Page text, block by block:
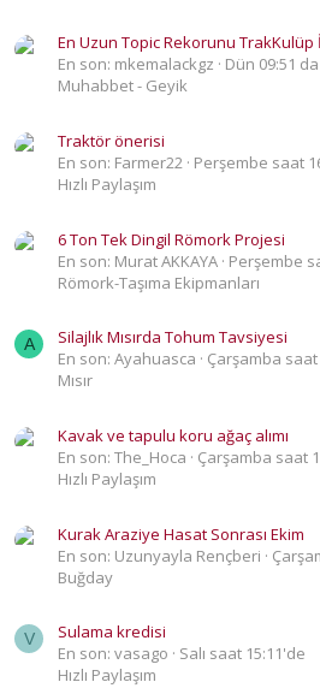
En Uzun Topic Rekorunu TrakKulüp
En son: mkemalackgz
Dün 09:51 da
Muhabbet - Geyik
Traktör önerisi
En son: Farmer22 Perşembe saat
Hızlı Paylaşım
6 Ton Tek Dingil Römork Projesi
En son: Murat AKKAYA Perşembe
Römork-Taşıma Ekipmanları
A
Silajlık Mısırda Tohum Tavsiyesi
En son: Ayahuasca
Çarşamba
Mısır
Kavak ve tapulu koru ağaç alımı
En son: The_Hoca
Çarşamba saat
Hızlı Paylaşım
Kurak Araziye Hasat Sonrası Ekim
En son: Uzunyayla Rençberi
Buğday
V
Sulama kredisi
En son: vasago
Salı saat 15:11'de
Hızlı Paylaşım